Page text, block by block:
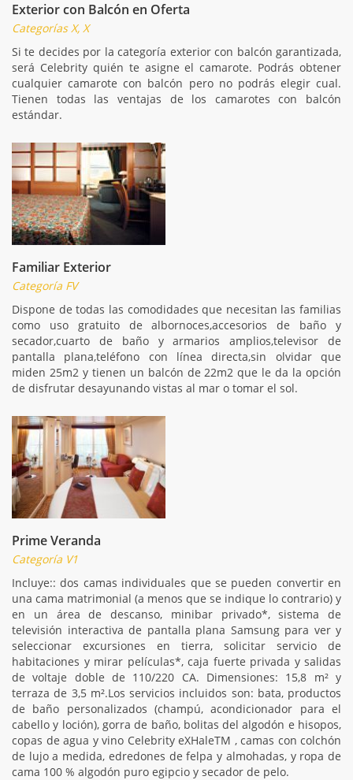
Exterior con Balcón en Oferta
Categorías X, X
Si te decides por la categoría exterior con balcón garantizada,
será Celebrity quién te asigne el camarote. Podrás obtener
cualquier camarote con balcón pero no podrás elegir cual.
Tienen todas las ventajas de los camarotes con balcón
estándar.
Familiar Exterior
Categoría FV
Dispone de todas las comodidades que necesitan las familias
como uso gratuito de albornoces,accesorios de baño y
secador,cuarto de baño y armarios amplios,televisor de
pantalla plana,teléfono con línea directa,sin olvidar que
miden 25m2 y tienen un balcón de 22m2 que le da la opción
de disfrutar desayunando vistas al mar o tomar el sol.
Prime Veranda
Categoría V1
Incluye:: dos camas individuales que se pueden convertir en
una cama matrimonial (a menos que se indique lo contrario) y
en un área de descanso, minibar privado*, sistema de
televisión interactiva de pantalla plana Samsung para ver y
seleccionar excursiones en tierra, solicitar servicio de
habitaciones y mirar películas*, caja fuerte privada y salidas
de voltaje doble de 110/220 CA. Dimensiones: 15,8 m² y
terraza de 3,5 m².Los servicios incluidos son: bata, productos
de baño personalizados (champú, acondicionador para el
cabello y loción), gorra de baño, bolitas del algodón e hisopos,
copas de agua y vino Celebrity eXHaleTM , camas con colchón
de lujo a medida, edredones de felpa y almohadas, y ropa de
cama 100 % algodón puro egipcio y secador de pelo.